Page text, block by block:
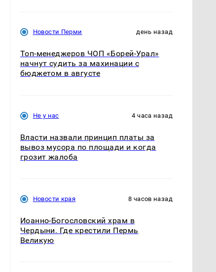
Новости Перми день назад
Топ-менеджеров ЧОП «Борей-Урал»
начнут судить за махинации с
бюджетом в августе
Не у нас 4 часа назад
Власти назвали принцип платы за
вывоз мусора по площади и когда
грозит жалоба
Новости края 8 часов назад
Иоанно-Богословский храм в
Чердыни. Где крестили Пермь
Великую